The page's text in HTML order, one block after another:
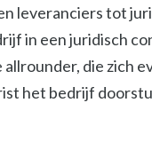
leveranciers tot
in een juridisch
die zich
het bedrijf